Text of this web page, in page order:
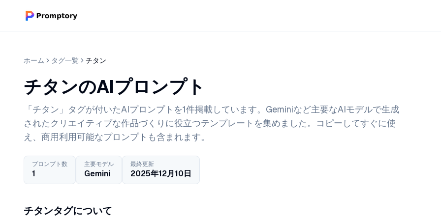
ホーム タグ一覧 チタン
チタンのAIプロンプト
「チタン」タグが付いたAIプロンプトを1件掲載しています。Geminiなど主要なAIモデルで生成
されたクリエイティブな作品づくりに役立つテンプレートを集めました。コピーしてすぐに使
え、商用利用可能なプロンプトも含まれます。
プロンプト数
1
主要モデル
Gemini
最終更新
2025年12月10日
チタンタグについて